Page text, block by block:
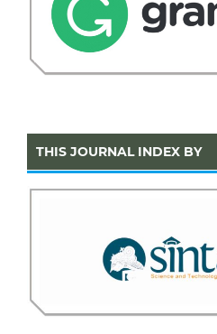
THIS JOURNAL INDEX BY